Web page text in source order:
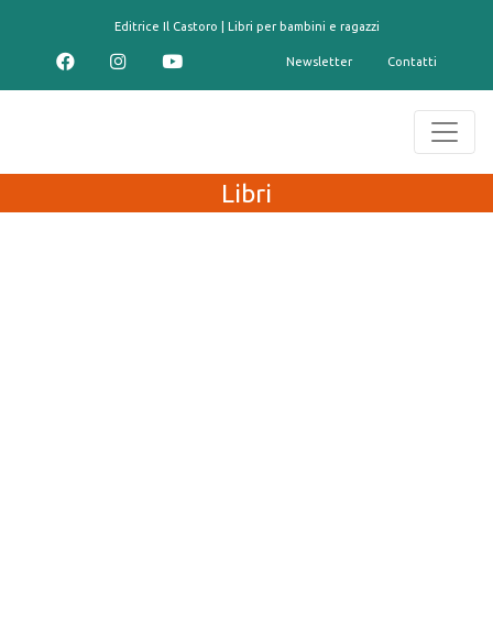
Editrice Il Castoro | Libri per bambini e ragazzi
Newsletter Contatti
Libri